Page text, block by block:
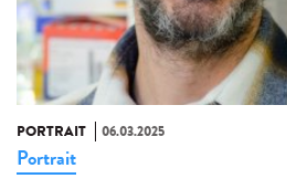
PORTRAIT 06.03.2025
Portrait